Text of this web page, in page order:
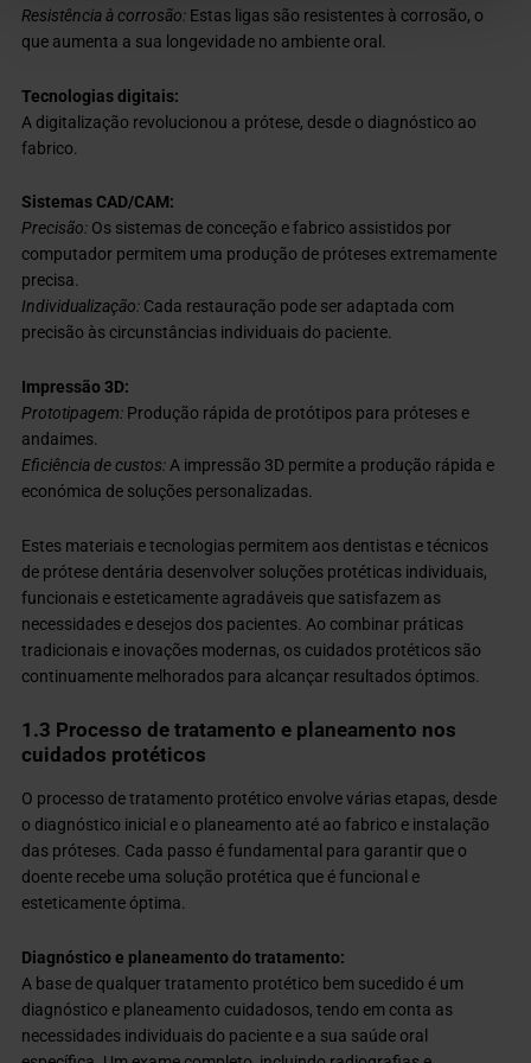
Resistência à corrosão: Estas ligas são resistentes à corrosão, o
que aumenta a sua longevidade no ambiente oral.
Tecnologias digitais:
A digitalização revolucionou a prótese, desde o diagnóstico ao
fabrico.
Sistemas CAD/CAM:
Precisão: Os sistemas de conceção e fabrico assistidos por
computador permitem uma produção de próteses extremamente
precisa.
Individualização: Cada restauração pode ser adaptada com
precisão às circunstâncias individuais do paciente.
Impressão 3D:
Prototipagem: Produção rápida de protótipos para próteses e
andaimes.
Eficiência de custos:A impressão 3D permite a produção rápida e
económica de soluções personalizadas.
Estes materiais e tecnologias permitem aos dentistas e técnicos
de prótese dentária desenvolver soluções protéticas individuais,
funcionais e esteticamente agradáveis que satisfazem as
necessidades e desejos dos pacientes. Ao combinar práticas
tradicionais e inovações modernas, os cuidados protéticos são
continuamente melhorados para alcançar resultados óptimos.
1.3 Processo de tratamento e planeamento nos
cuidados protéticos
O processo de tratamento protético envolve várias etapas, desde
o diagnóstico inicial e o planeamento até ao fabrico e instalação
das próteses. Cada passo é fundamental para garantir que o
doente recebe uma solução protética que é funcional e
esteticamente óptima.
Diagnóstico e planeamento do tratamento:
A base de qualquer tratamento protético bem sucedido é um
diagnóstico e planeamento cuidadosos, tendo em conta as
necessidades individuais do paciente e a sua saúde oral